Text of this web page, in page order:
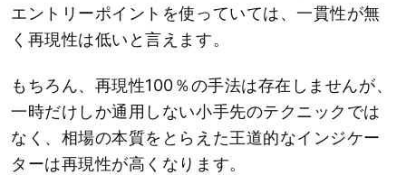
エントリーポイントを使っていては、一貫性が無
く再現性は低いと言えます。
もちろん、再現性100％の手法は存在しませんが、
一時だけしか通用しない小手先のテクニックでは
なく、相場の本質をとらえた王道的なインジケー
ターは再現性が高くなります。